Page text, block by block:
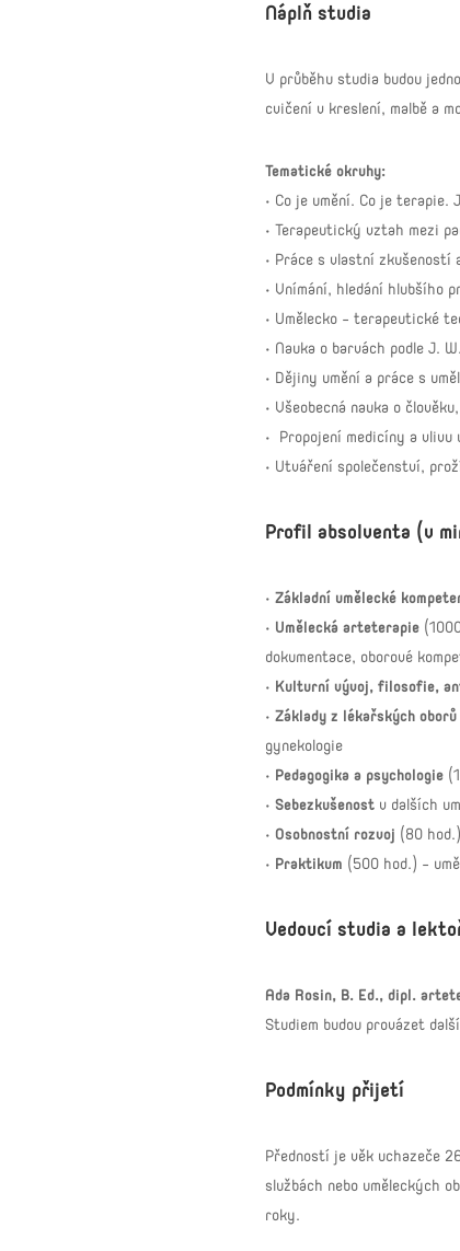
Náplň studia
V průběhu studia budou
cvičení v kreslení, malbě a
Tematické okruhy:
• Co je umění. Co je
• Terapeutický vztah mezi
• Práce s vlastní zkušeností
• Vnímání, hledání hlubšího
• Umělecko - terapeutické
• Nauka o barvách podle J.
• Dějiny umění a práce s
• Všeobecná nauka o
• Propojení medicíny a vlivu
• Utváření společenství,
Profil absolventa (v
• Základní umělecké
• Umělecká arteterapie
dokumentace, oborové
• Kulturní vývoj, filosofie,
• Základy z lékařských
gynekologie
• Pedagogika a psychologie
• Sebezkušenost v dalších
• Osobnostní rozvoj (80 hod.)
• Praktikum (500 hod.) –
Vedoucí studia a
Ada Rosin, B. Ed., dipl.
Studiem budou provázet
Podmínky přijetí
Předností je věk uchazeče
službách nebo uměleckých
roky.